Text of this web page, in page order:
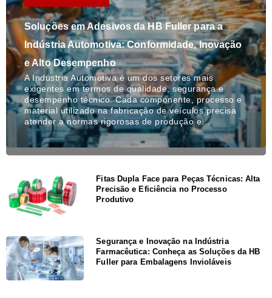
Soluções em Adesivos da HB Fuller para a
Indústria Automotiva: Conformidade, Inovação
e Alto Desempenho
A Indústria Automotiva é um dos setores mais
exigentes em termos de qualidade, segurança e
desempenho técnico. Cada componente, processo e
material utilizado na fabricação de veículos precisa
atender a normas rigorosas de produção e…
Fitas Dupla Face para Peças Técnicas: Alta
Precisão e Eficiência no Processo
Produtivo
Segurança e Inovação na Indústria
Farmacêutica: Conheça as Soluções da HB
Fuller para Embalagens Invioláveis